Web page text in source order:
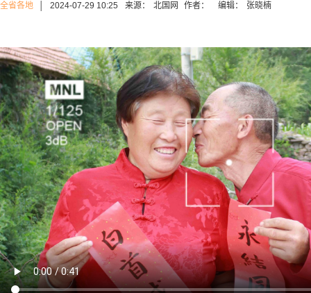
全省各地 2024-07-29 10:25 来源： 北国网 作者： 编辑： 张晓楠